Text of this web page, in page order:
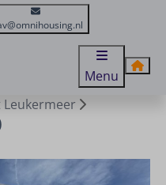
Menu
Leukermeer